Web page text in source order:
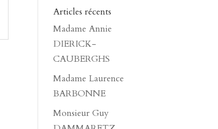
Articles récents
Madame Annie
DIERICK-
CAUBERGHS
Madame Laurence
BARBONNE
Monsieur Guy